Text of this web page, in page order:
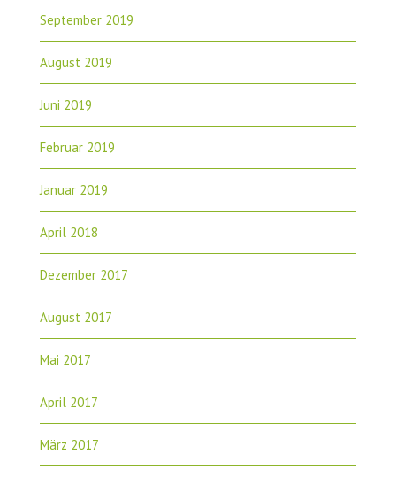
September 2019
August 2019
Juni 2019
Februar 2019
Januar 2019
April 2018
Dezember 2017
August 2017
Mai 2017
April 2017
März 2017